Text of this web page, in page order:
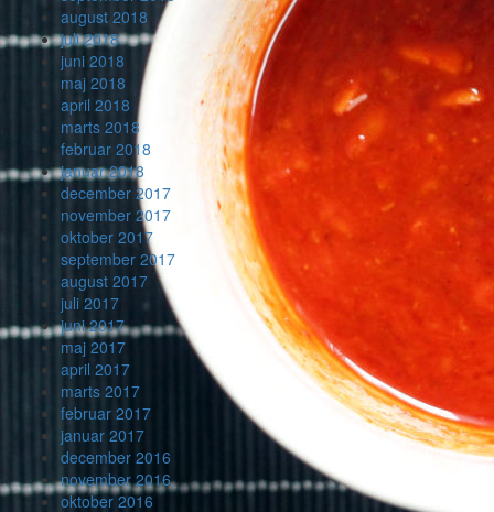
august 2018
juli 2018
juni 2018
maj 2018
april 2018
marts 2018
februar 2018
januar 2018
december 2017
november 2017
oktober 2017
september 2017
august 2017
juli 2017
juni 2017
maj 2017
april 2017
marts 2017
februar 2017
januar 2017
december 2016
november 2016
oktober 2016